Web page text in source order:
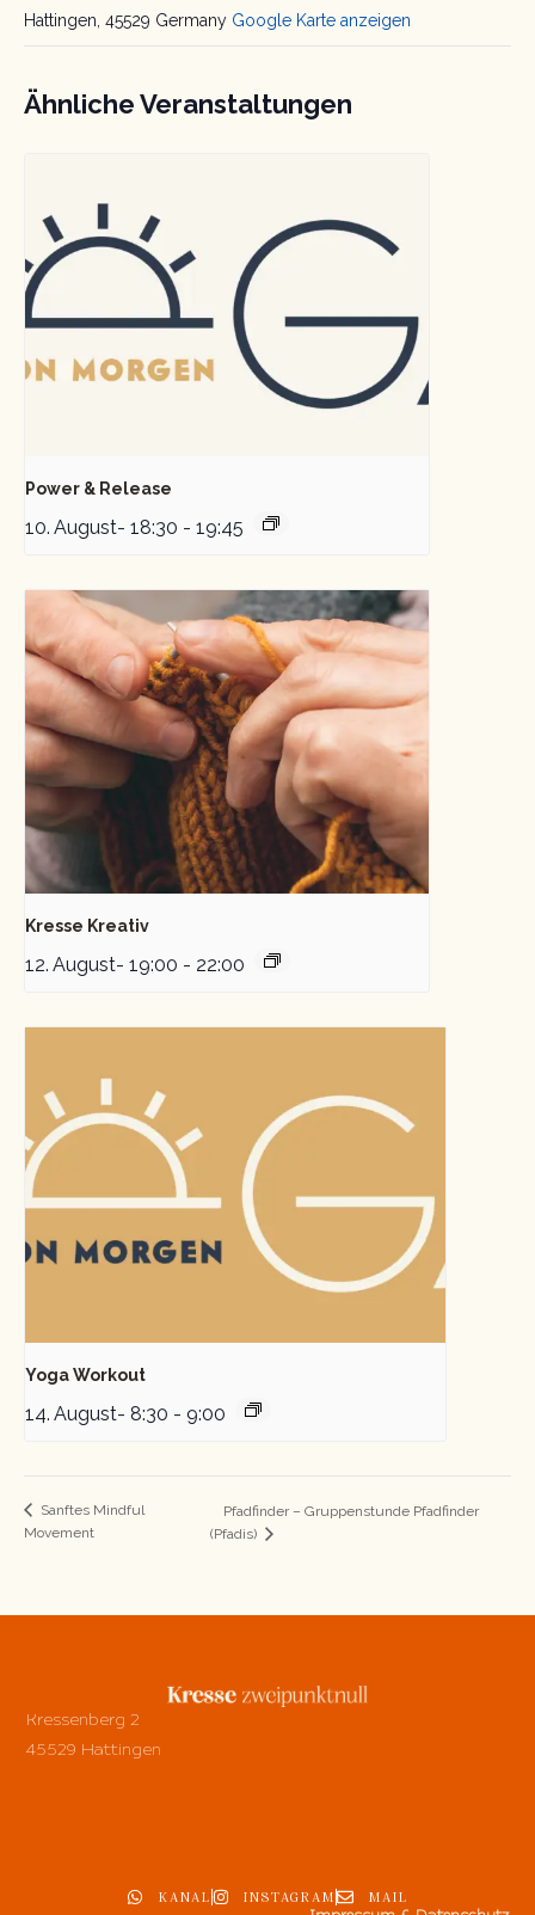
Hattingen 45529 Germany Google Karte anzeigen
Ähnliche Veranstaltungen
Power & Release
10. August- 18:30 - 19:45
Kresse Kreativ
12. August- 19:00 - 22:00
Yoga Workout
14. August- 8:30 - 9:00
Sanftes Mindful
Movement
Pfadfinder – Gruppenstunde Pfadfinder
(Pfadis)
Kressenberg 2
45529 Hattingen
KANAL INSTAGRAM MAIL